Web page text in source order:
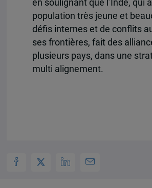
en soulignant que l’Inde, qui
population très jeune et
défis internes et de conflits
ses frontières, fait des
plusieurs pays, dans une
multi alignement.